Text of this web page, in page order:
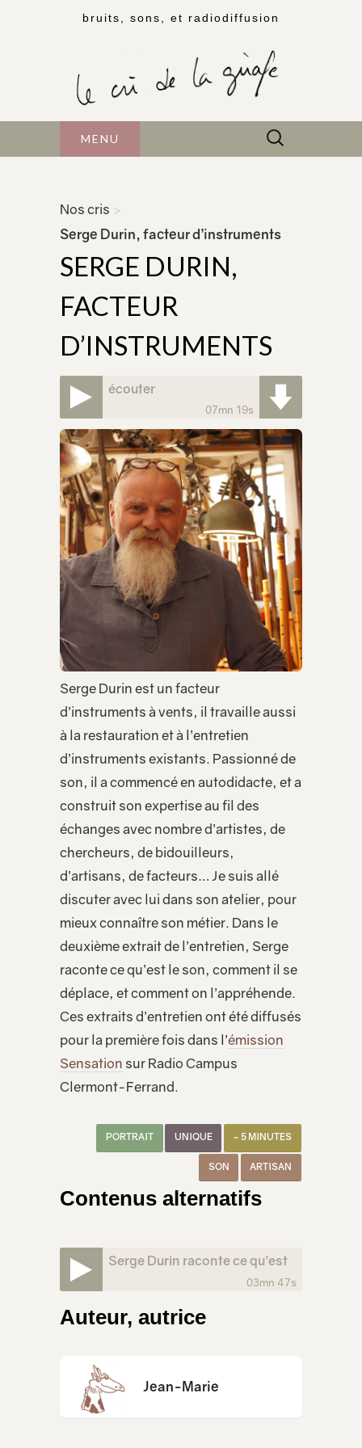
bruits, sons, et radiodiffusion
MENU Rechercher :
Nos cris >
Serge Durin, facteur d’instruments
SERGE DURIN,
FACTEUR
D’INSTRUMENTS
écouter
07mn 19s
Serge Durin est un facteur
d’instruments à vents, il travaille aussi
à la restauration et à l’entretien
d’instruments existants. Passionné de
son, il a commencé en autodidacte, et a
construit son expertise au fil des
échanges avec nombre d’artistes, de
chercheurs, de bidouilleurs,
d’artisans, de facteurs… Je suis allé
discuter avec lui dans son atelier, pour
mieux connaître son métier. Dans le
deuxième extrait de l’entretien, Serge
raconte ce qu’est le son, comment il se
déplace, et comment on l’appréhende.
Ces extraits d’entretien ont été diffusés
pour la première fois dans l’émission
Sensation sur Radio Campus
Clermont-Ferrand.
~ 5 MINUTES
UNIQUE
PORTRAIT
ARTISAN
SON
Contenus alternatifs
Serge Durin raconte ce qu’est
03mn 47s
Auteur, autrice
Jean-Marie